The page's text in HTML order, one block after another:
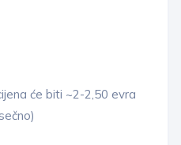
će biti ~2-2,50 evra